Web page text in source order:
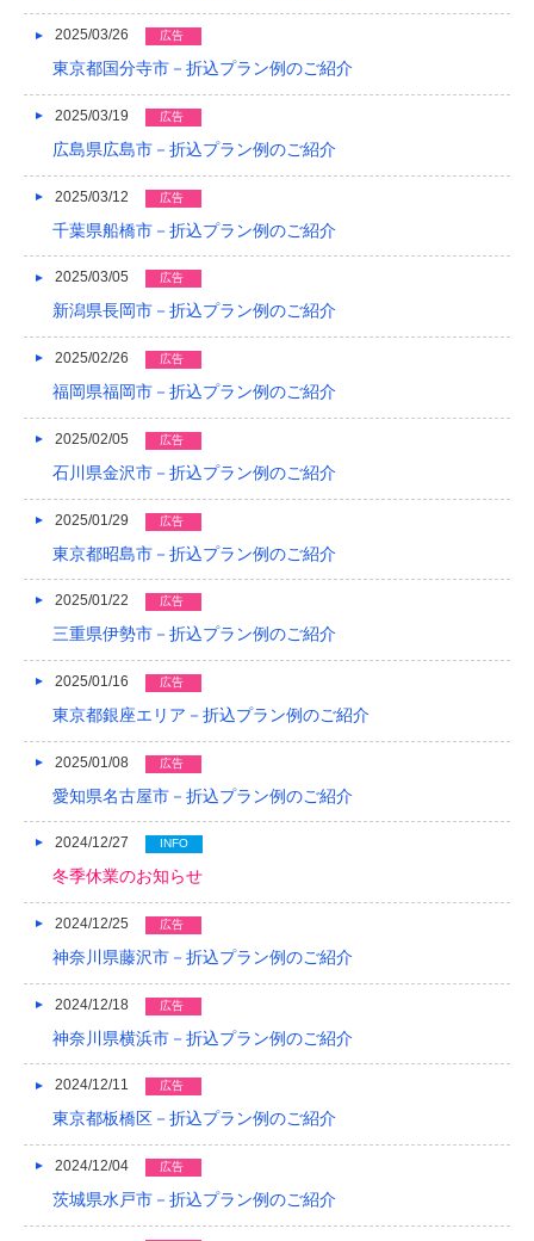
2014/04
2014/03
2014/02
2014/01
2013/10
2013/09
2013/08
2013/07
2013/06
2013/05
2013/03
2013/02
2012/12
2012/11
2012/10
2012/09
2025/03/26 広告
東京都国分寺市－折込プラン例のご紹介
2025/03/19 広告
広島県広島市－折込プラン例のご紹介
2025/03/12 広告
千葉県船橋市－折込プラン例のご紹介
2025/03/05 広告
新潟県長岡市－折込プラン例のご紹介
2025/02/26 広告
福岡県福岡市－折込プラン例のご紹介
2025/02/05 広告
石川県金沢市－折込プラン例のご紹介
2025/01/29 広告
東京都昭島市－折込プラン例のご紹介
2025/01/22 広告
三重県伊勢市－折込プラン例のご紹介
2025/01/16 広告
東京都銀座エリア－折込プラン例のご紹介
2025/01/08 広告
愛知県名古屋市－折込プラン例のご紹介
2024/12/27 INFO
冬季休業のお知らせ
2024/12/25 広告
神奈川県藤沢市－折込プラン例のご紹介
2024/12/18 広告
神奈川県横浜市－折込プラン例のご紹介
2024/12/11 広告
東京都板橋区－折込プラン例のご紹介
2024/12/04 広告
茨城県水戸市－折込プラン例のご紹介